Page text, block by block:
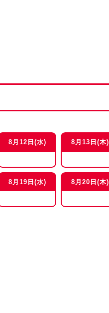
8月12日(水) 8月13日(木)
8月19日(水) 8月20日(木)